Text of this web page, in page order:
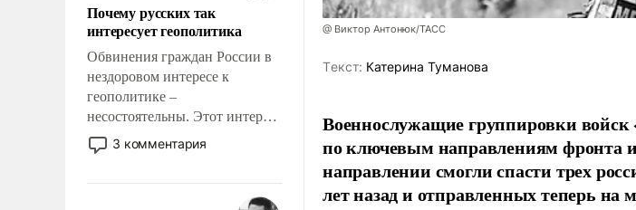
Почему русских так
интересует геополитика
Обвинения граждан России в
нездоровом интересе к
геополитике –
несостоятельны. Этот интерес
рационален и прагматичен. Он
обусловлен тысячелетним
3 комментария
@ Виктор Антонюк/ТАСС
Tекст: Катерина Туманова
Военнослужащие группировки
по ключевым направлениям фронта
направлении смогли спасти трех
лет назад и отправленных теперь на